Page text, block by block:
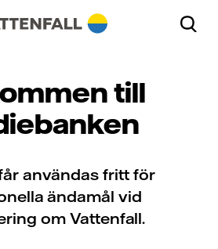
till
användas fritt för
ändamål vid
om Vattenfall.